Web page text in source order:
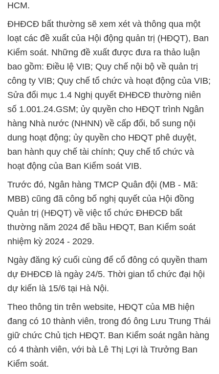
HCM.
ĐHĐCĐ bất thường sẽ xem xét và thông qua một
loạt các đề xuất của Hội động quản trị (HĐQT), Ban
Kiểm soát. Những đề xuất được đưa ra thảo luận
bao gồm: Điều lệ VIB; Quy chế nội bộ về quản trị
công ty VIB; Quy chế tổ chức và hoạt động của VIB;
Sửa đổi mục 1.4 Nghị quyết ĐHĐCĐ thường niên
số 1.001.24.GSM; ủy quyền cho HĐQT trình Ngân
hàng Nhà nước (NHNN) về cấp đổi, bổ sung nội
dung hoạt động; ủy quyền cho HĐQT phê duyệt,
ban hành quy chế tài chính; Quy chế tổ chức và
hoạt động của Ban Kiểm soát VIB.
Trước đó, Ngân hàng TMCP Quân đội (MB - Mã:
MBB) cũng đã công bố nghị quyết của Hội đồng
Quản trị (HĐQT) về việc tổ chức ĐHĐCĐ bất
thường năm 2024 để bầu HĐQT, Ban Kiểm soát
nhiệm kỳ 2024 - 2029.
Ngày đăng ký cuối cùng để cổ đông có quyền tham
dự ĐHĐCĐ là ngày 24/5. Thời gian tổ chức đại hội
dự kiến là 15/6 tại Hà Nội.
Theo thông tin trên website, HĐQT của MB hiện
đang có 10 thành viên, trong đó ông Lưu Trung Thái
giữ chức Chủ tịch HĐQT. Ban Kiểm soát ngân hàng
có 4 thành viên, với bà Lê Thị Lợi là Trưởng Ban
Kiểm soát.